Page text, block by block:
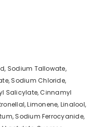
Sodium Tallowate,
Sodium Chloride,
Salicylate, Cinnamyl
Limonene, Linalool,
Sodium Ferrocyanide,